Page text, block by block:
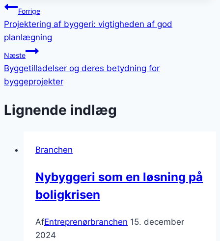
Indlægsnavigation
Forrige
Projektering af byggeri: vigtigheden af god
planlægning
Næste
Byggetilladelser og deres betydning for
byggeprojekter
Lignende indlæg
Branchen
Nybyggeri som en løsning på
boligkrisen
AfEntreprenørbranchen 15. december
2024